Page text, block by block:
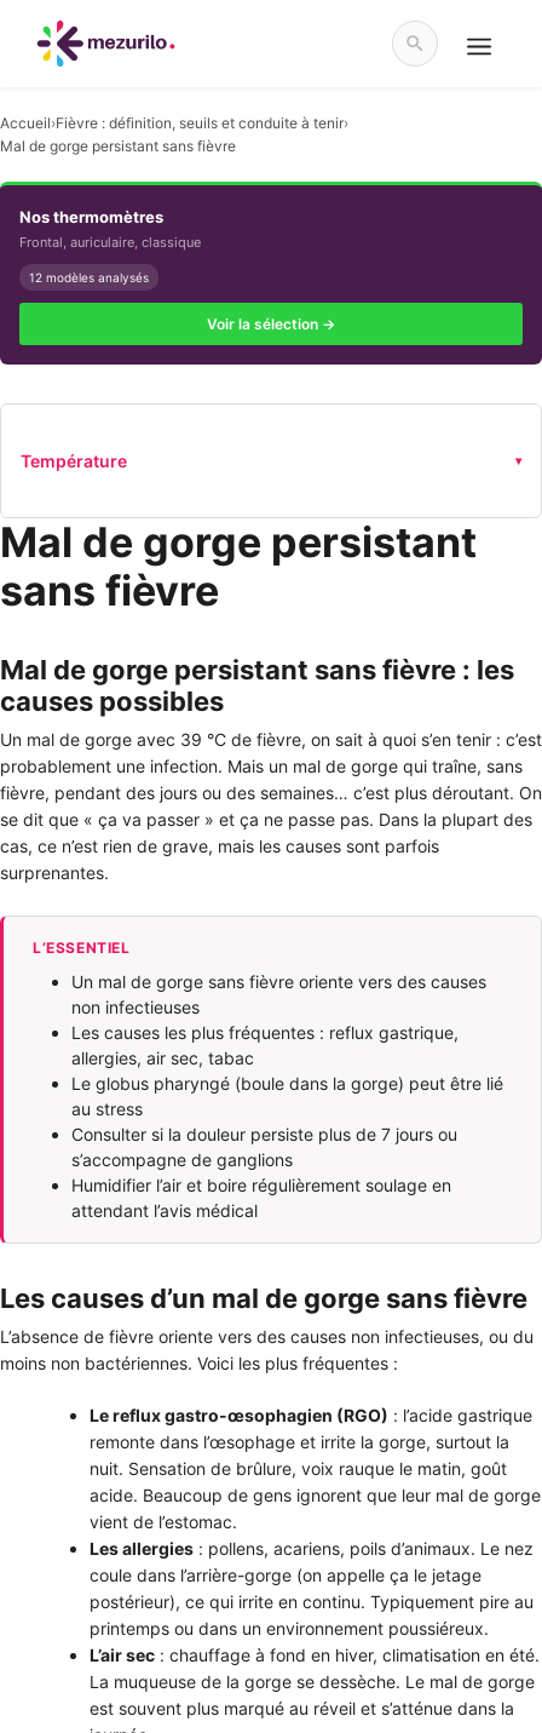
contenu
Accueil›Fièvre : définition, seuils et conduite à tenir›
Mal de gorge persistant sans fièvre
Nos thermomètres
Frontal, auriculaire, classique
12 modèles analysés
Voir la sélection →
Température ▾
Mal de gorge persistant
sans fièvre
Mal de gorge persistant sans fièvre : les
causes possibles
Un mal de gorge avec 39 °C de fièvre, on sait à quoi s’en tenir : c’est
probablement une infection. Mais un mal de gorge qui traîne, sans
fièvre, pendant des jours ou des semaines… c’est plus déroutant. On
se dit que « ça va passer » et ça ne passe pas. Dans la plupart des
cas, ce n’est rien de grave, mais les causes sont parfois
surprenantes.
L’ESSENTIEL
Un mal de gorge sans fièvre oriente vers des causes
non infectieuses
Les causes les plus fréquentes : reflux gastrique,
allergies, air sec, tabac
Le globus pharyngé (boule dans la gorge) peut être lié
au stress
Consulter si la douleur persiste plus de 7 jours ou
s’accompagne de ganglions
Humidifier l’air et boire régulièrement soulage en
attendant l’avis médical
Les causes d’un mal de gorge sans fièvre
L’absence de fièvre oriente vers des causes non infectieuses, ou du
moins non bactériennes. Voici les plus fréquentes :
Le reflux gastro-œsophagien (RGO) : l’acide gastrique
remonte dans l’œsophage et irrite la gorge, surtout la
nuit. Sensation de brûlure, voix rauque le matin, goût
acide. Beaucoup de gens ignorent que leur mal de gorge
vient de l’estomac.
Les allergies : pollens, acariens, poils d’animaux. Le nez
coule dans l’arrière-gorge (on appelle ça le jetage
postérieur), ce qui irrite en continu. Typiquement pire au
printemps ou dans un environnement poussiéreux.
L’air sec : chauffage à fond en hiver, climatisation en été.
La muqueuse de la gorge se dessèche. Le mal de gorge
est souvent plus marqué au réveil et s’atténue dans la